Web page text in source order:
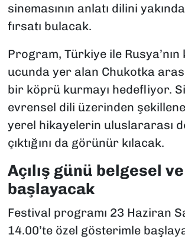
sinemasının anlatı dilini
fırsatı bulacak.
Program, Türkiye ile
ucunda yer alan Chukotka
bir köprü kurmayı hedefliyor.
evrensel dili üzerinden
yerel hikayelerin uluslararası
çıktığını da görünür kılacak.
Açılış günü belgesel
başlayacak
Festival programı 23 Haziran
14.00’te özel gösterimle